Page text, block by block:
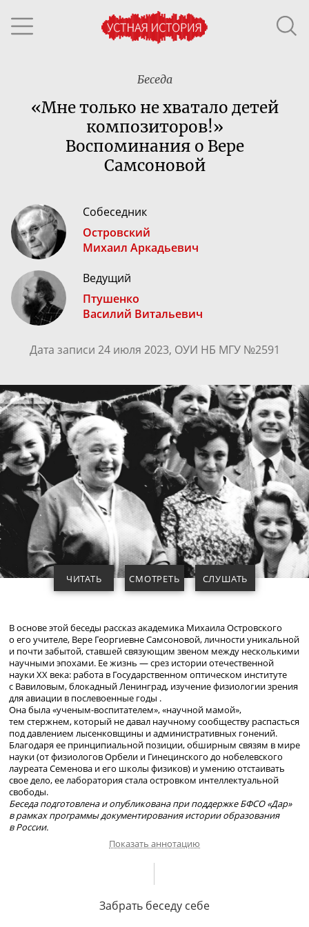
Беседа
«Мне только не хватало детей
композиторов!»
Воспоминания о Вере
Самсоновой
Собеседник
Островский
Михаил Аркадьевич
Ведущий
Птушенко
Василий Витальевич
Дата записи 24 июля 2023, ОУИ НБ МГУ №2591
ЧИТАТЬ СМОТРЕТЬ СЛУШАТЬ
В основе этой беседы рассказ академика Михаила Островского
о его учителе, Вере Георгиевне Самсоновой, личности уникальной
и почти забытой, ставшей связующим звеном между несколькими
научными эпохами. Ее жизнь — срез истории отечественной
науки XX века: работа в Государственном оптическом институте
с Вавиловым, блокадный Ленинград, изучение физиологии зрения
для авиации в послевоенные годы .
Она была «ученым-воспитателем», «научной мамой»,
тем стержнем, который не давал научному сообществу распасться
под давлением лысенковщины и административных гонений.
Благодаря ее принципиальной позиции, обширным связям в мире
науки (от физиологов Орбели и Гинецинского до нобелевского
лауреата Семенова и его школы физиков) и умению отстаивать
свое дело, ее лаборатория стала островком интеллектуальной
свободы.
Беседа подготовлена и опубликована при поддержке БФСО «Дар»
в рамках программы документирования истории образования
в России.
интеллигенция XIX века, отец – царский
Показать аннотацию
Забрать беседу себе